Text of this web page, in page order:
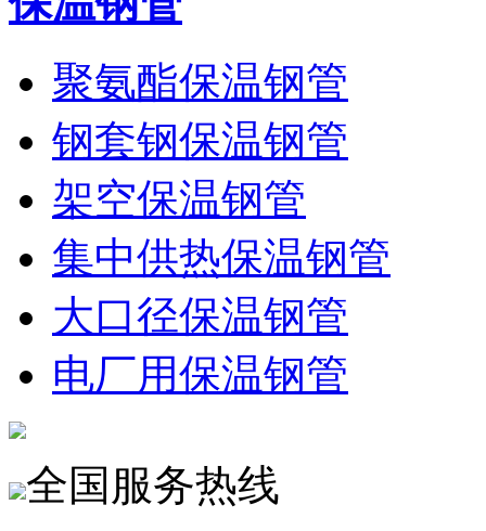
聚氨酯保温钢管
钢套钢保温钢管
架空保温钢管
集中供热保温钢管
大口径保温钢管
电厂用保温钢管
全国服务热线